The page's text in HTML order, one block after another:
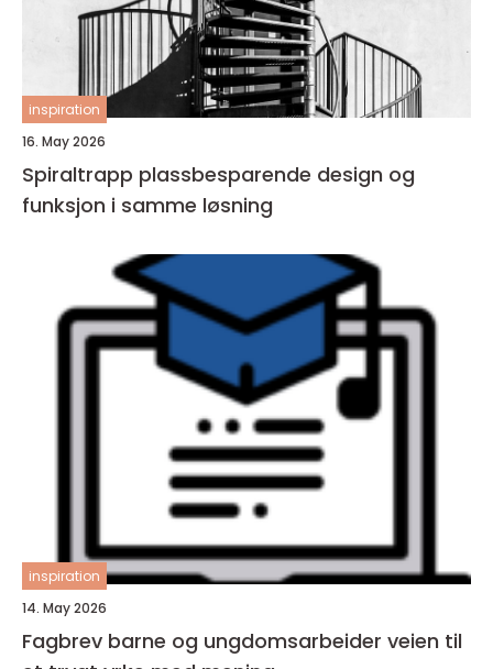
inspiration
16. May 2026
Spiraltrapp plassbesparende design og
funksjon i samme løsning
inspiration
14. May 2026
Fagbrev barne og ungdomsarbeider veien til